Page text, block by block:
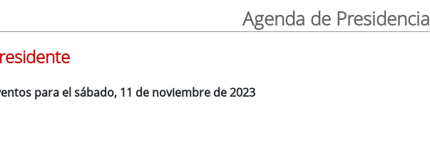
Agenda de Presidencia
para el sábado, 11 de noviembre de 2023